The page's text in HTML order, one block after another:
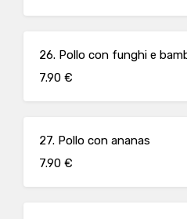
26. Pollo con funghi e
7.90 €
27. Pollo con ananas
7.90 €